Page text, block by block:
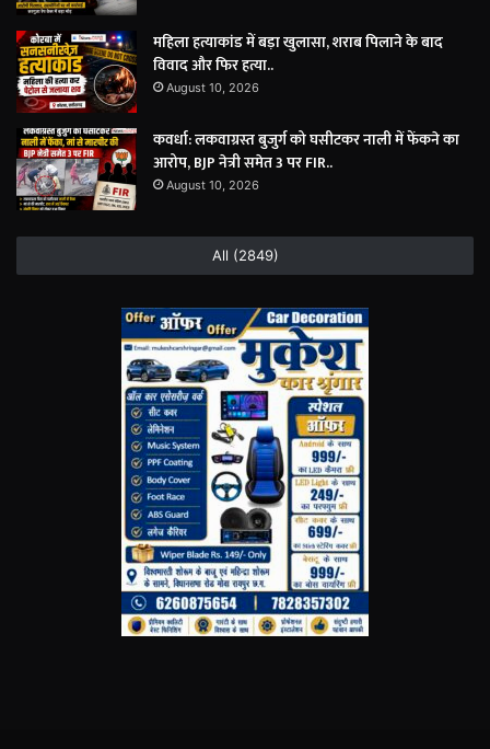
महिला हत्याकांड में बड़ा खुलासा, शराब पिलाने के बाद
विवाद और फिर हत्या..
August 10, 2026
कवर्धा: लकवाग्रस्त बुजुर्ग को घसीटकर नाली में फेंकने का
आरोप, BJP नेत्री समेत 3 पर FIR..
August 10, 2026
All (2849)